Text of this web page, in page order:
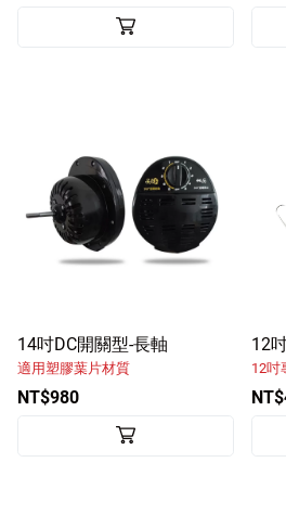
14吋DC開關型-長軸
適用塑膠葉片材質
NT$980
12
12吋